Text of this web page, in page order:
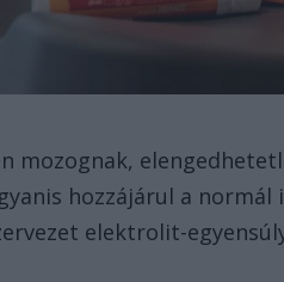
mozognak,
hozzájárul a normál
elektrolit-